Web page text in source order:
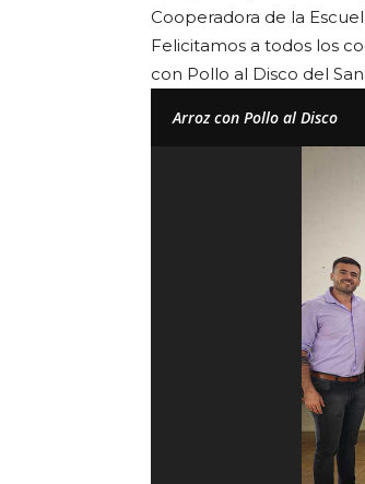
Cooperadora de la
Felicitamos a todos los
con Pollo al Disco del
Arroz con Pollo al Disco